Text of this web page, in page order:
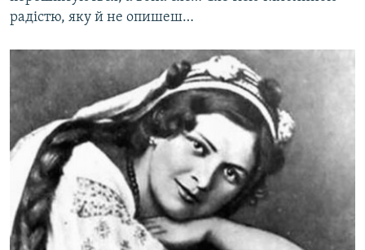
радістю, яку й не опишеш…